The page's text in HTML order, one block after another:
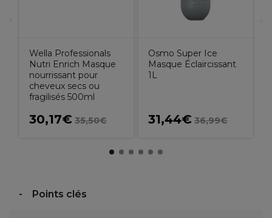
Wella Professionals
Nutri Enrich Masque
nourrissant pour
cheveux secs ou
fragilisés 500ml
30,17€ 35,50€
Osmo Super Ice
Masque Éclaircissant
1L
31,44€ 36,99€
Points clés